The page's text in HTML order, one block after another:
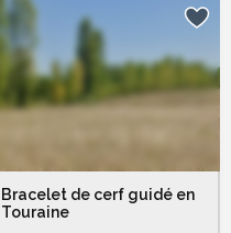
Bracelet de cerf guidé en
Touraine